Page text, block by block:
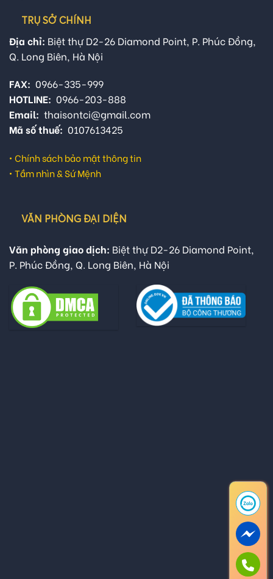
TRỤ SỞ CHÍNH
Địa chỉ: Biệt thự D2-26 Diamond Point, P. Phúc Đồng,
Q. Long Biên, Hà Nội
FAX: 0966-335-999
HOTLINE: 0966-203-888
Email: thaisontci@gmail.com
Mã số thuế: 0107613425
• Chính sách bảo mật thông tin
• Tầm nhìn & Sứ Mệnh
VĂN PHÒNG ĐẠI DIỆN
Văn phòng giao dịch: Biệt thự D2-26 Diamond Point,
P. Phúc Đồng, Q. Long Biên, Hà Nội